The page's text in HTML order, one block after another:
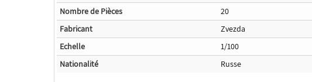
Nombre de Pièces
20
Fabricant
Zvezda
Echelle
1/100
Nationalité
Russe